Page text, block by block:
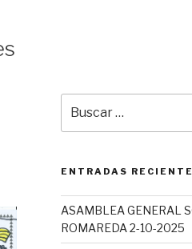
por:
ENTRADAS
ASAMBLEA GENERAL
ROMAREDA 2-10-2025